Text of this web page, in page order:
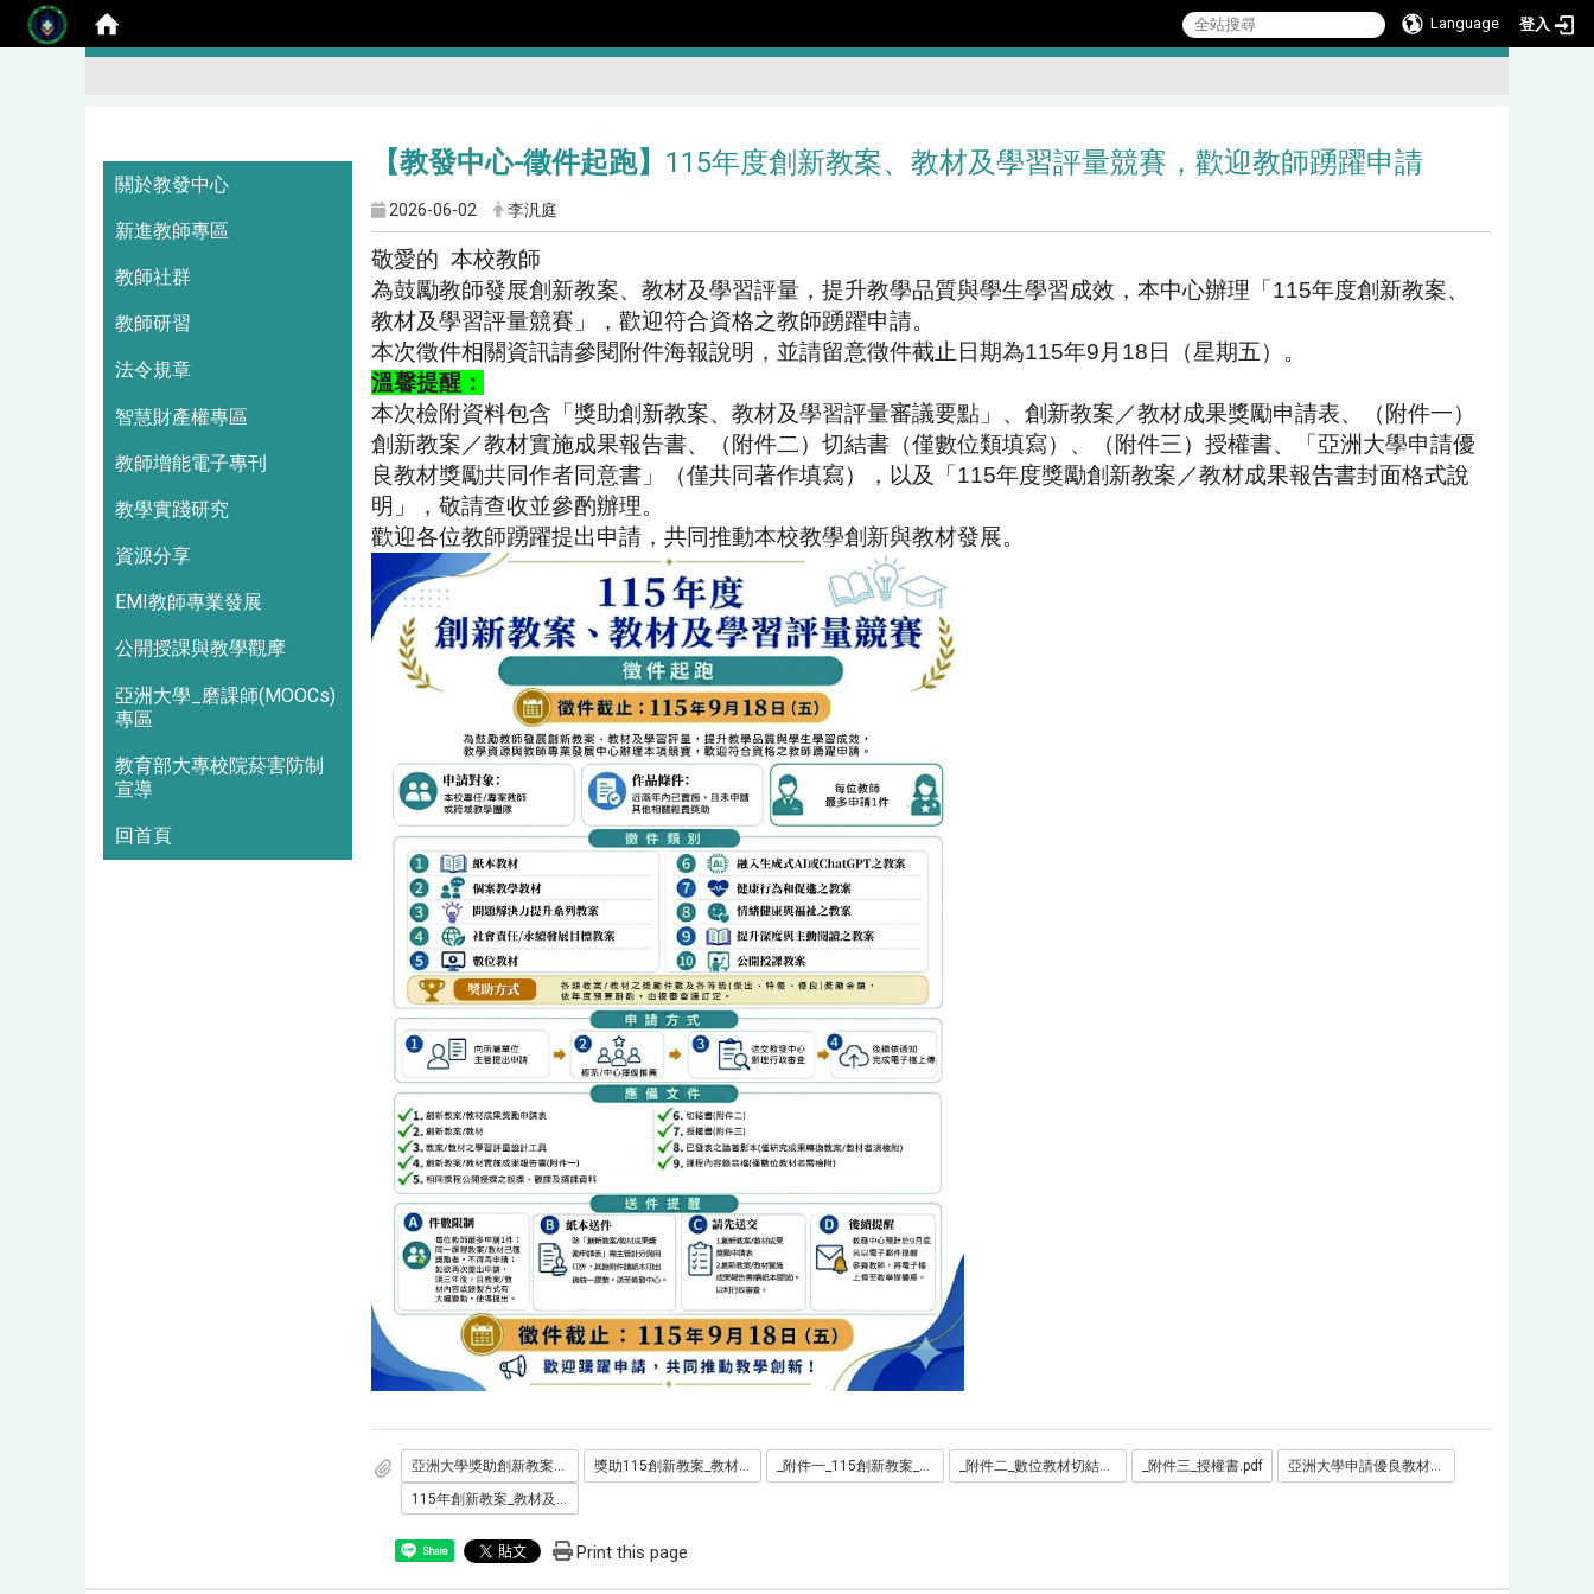
Language 登入
關於教發中心
新進教師專區
教師社群
教師研習
法令規章
智慧財產權專區
教師增能電子專刊
教學實踐研究
資源分享
EMI教師專業發展
公開授課與教學觀摩
亞洲大學_磨課師(MOOCs)
專區
教育部大專校院菸害防制
宣導
回首頁
【教發中心-徵件起跑】 115年度創新教案、教材及學習評量競賽，歡迎教師踴躍申請
2026-06-02 李汎庭
敬愛的 本校教師
為鼓勵教師發展創新教案、教材及學習評量， 提升教學品質與學生學習成效，本中心辦理「115年度創新教案、
教材及學習評量競賽」，歡迎符合資格之教師踴躍申請。
本次徵件相關資訊請參閱附件海報說明，並請留意徵件截止日期為115年9月18日（星期五）。
溫馨提醒：
本次檢附資料包含「獎助創新教案、教材及學習評量審議要點」、 創新教案／教材成果獎勵申請表、（附件一）
創新教案／教材實施成果報告書、（附件二）切結書（僅數位類填寫）、（ 附件三）授權書、「亞洲大學申請優
良教材獎勵共同作者同意書」（僅共同著作填寫），以及「115年度獎勵創新教案／教材成果報告書封面格式說
明」，敬請查收並參酌辦理。
歡迎各位教師踴躍提出申請，共同推動本校教學創新與教材發展。
亞洲大學獎助創新教案_教材及學習評量審議要點.pdf 獎助115創新教案_教材及學習評量成果獎勵申請表._需主管計分與用印_.doc _附件一_115創新教案_教材及學習評量實施成果報告書.docx _附件二_數位教材切結書-僅為數位類.pdf _附件三_授權書.pdf
亞洲大學申請優良教材獎勵共同作者同意書-僅為共同著作填寫.docx
Share Print this page